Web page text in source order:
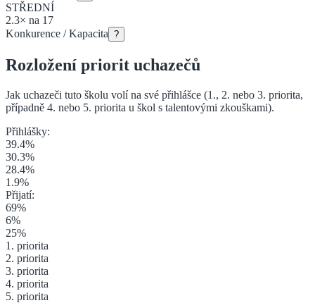
STŘEDNÍ
2.3× na 17
Konkurence / Kapacita ?
Rozložení priorit uchazečů
Jak uchazeči tuto školu volí na své přihlášce (1., 2. nebo 3. priorita,
případně 4. nebo 5. priorita u škol s talentovými zkouškami).
Přihlášky:
39.4%
30.3%
28.4%
1.9%
Přijatí:
69%
6%
25%
1. priorita
2. priorita
3. priorita
4. priorita
5. priorita